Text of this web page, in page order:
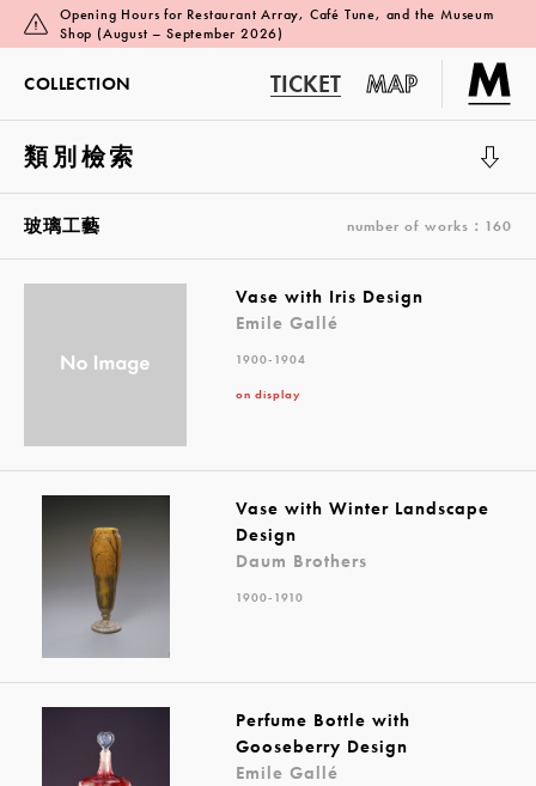
Opening Hours for Restaurant Array, Café Tune, and the Museum
Shop (August – September 2026)
COLLECTION TICKET MAP
類別檢索
玻璃工藝 number of works：160
Vase with Iris Design
Emile Gallé
1900-1904
on display
Vase with Winter Landscape
Design
Daum Brothers
1900-1910
Perfume Bottle with
Gooseberry Design
Emile Gallé